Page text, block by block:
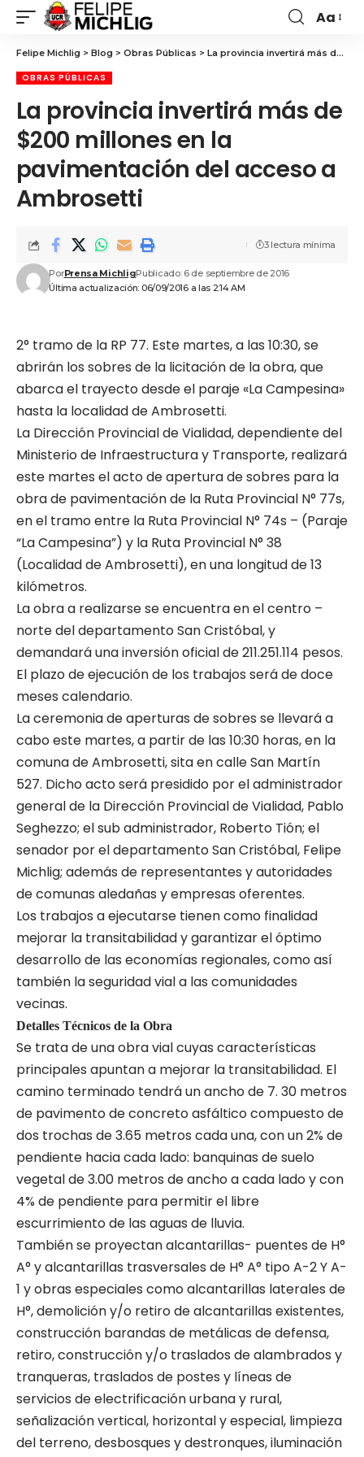
Aa
Felipe Michlig > Blog > Obras Públicas > La provincia invertirá más de $200 millones en la pavimentación del acceso a Ambrosetti
OBRAS PÚBLICAS
La provincia invertirá más de
$200 millones en la
pavimentación del acceso a
Ambrosetti
Última actualización: 06/09/2016 a las 2:14 AM
PorPrensa MichligPublicado: 6 de septiembre de 2016
3 lectura mínima
2° tramo de la RP 77. Este martes, a las 10:30, se
abrirán los sobres de la licitación de la obra, que
abarca el trayecto desde el paraje «La Campesina»
hasta la localidad de Ambrosetti.
La Dirección Provincial de Vialidad, dependiente del
Ministerio de Infraestructura y Transporte, realizará
este martes el acto de apertura de sobres para la
obra de pavimentación de la Ruta Provincial N° 77s,
en el tramo entre la Ruta Provincial N° 74s – (Paraje
“La Campesina”) y la Ruta Provincial N° 38
(Localidad de Ambrosetti), en una longitud de 13
kilómetros.
La obra a realizarse se encuentra en el centro –
norte del departamento San Cristóbal, y
demandará una inversión oficial de 211.251.114 pesos.
El plazo de ejecución de los trabajos será de doce
meses calendario.
La ceremonia de aperturas de sobres se llevará a
cabo este martes, a partir de las 10:30 horas, en la
comuna de Ambrosetti, sita en calle San Martín
527. Dicho acto será presidido por el administrador
general de la Dirección Provincial de Vialidad, Pablo
Seghezzo; el sub administrador, Roberto Tión; el
senador por el departamento San Cristóbal, Felipe
Michlig; además de representantes y autoridades
de comunas aledañas y empresas oferentes.
Los trabajos a ejecutarse tienen como finalidad
mejorar la transitabilidad y garantizar el óptimo
desarrollo de las economías regionales, como así
también la seguridad vial a las comunidades
vecinas.
Detalles Técnicos de la Obra
Se trata de una obra vial cuyas características
principales apuntan a mejorar la transitabilidad. El
camino terminado tendrá un ancho de 7. 30 metros
de pavimento de concreto asfáltico compuesto de
dos trochas de 3.65 metros cada una, con un 2% de
pendiente hacia cada lado: banquinas de suelo
vegetal de 3.00 metros de ancho a cada lado y con
4% de pendiente para permitir el libre
escurrimiento de las aguas de lluvia.
También se proyectan alcantarillas- puentes de H°
A° y alcantarillas trasversales de H° A° tipo A-2 Y A-
1 y obras especiales como alcantarillas laterales de
H°, demolición y/o retiro de alcantarillas existentes,
construcción barandas de metálicas de defensa,
retiro, construcción y/o traslados de alambrados y
tranqueras, traslados de postes y líneas de
servicios de electrificación urbana y rural,
señalización vertical, horizontal y especial, limpieza
del terreno, desbosques y destronques, iluminación